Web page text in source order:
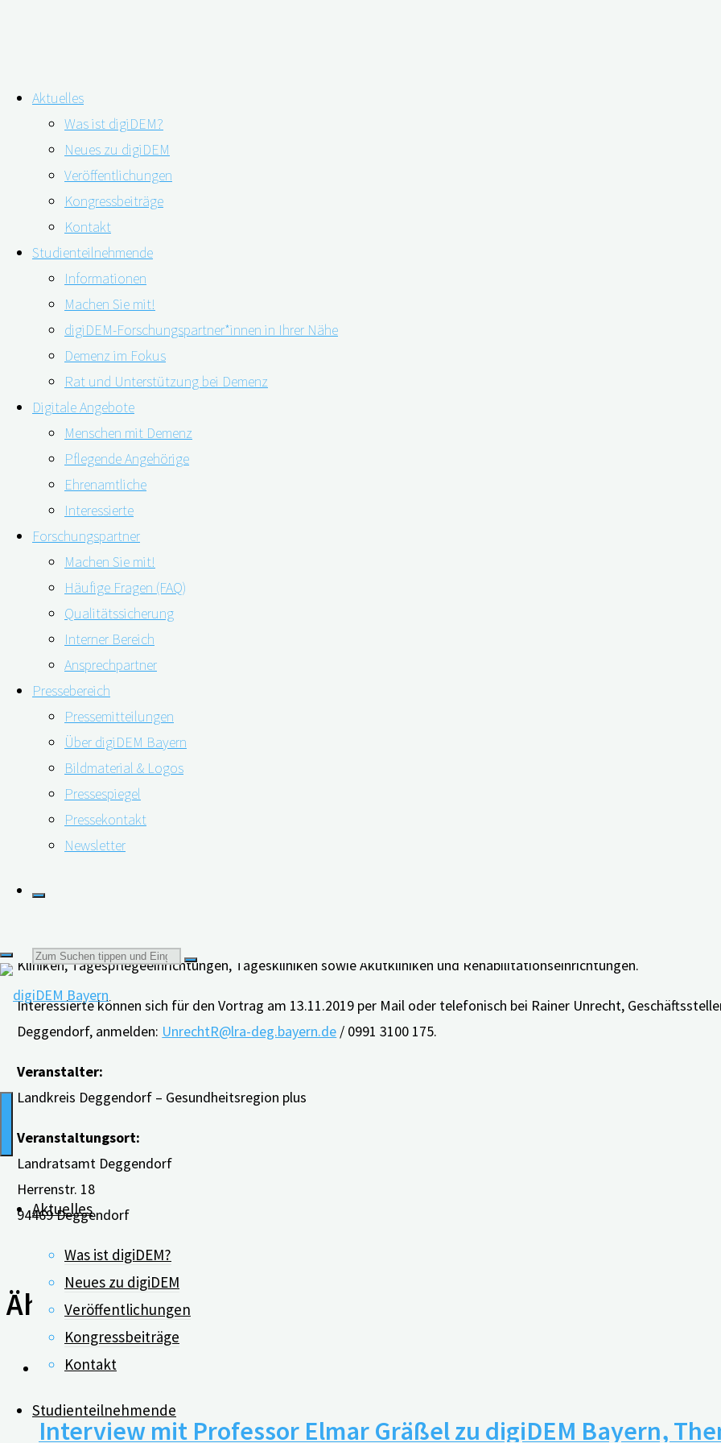
Inhalt
springen
Aktuelles
Was ist digiDEM?
Neues zu digiDEM
Veröffentlichungen
Kongressbeiträge
Kontakt
Studienteilnehmende
Informationen
Machen Sie mit!
digiDEM-Forschungspartner*innen in Ihrer Nähe
Demenz im Fokus
Rat und Unterstützung bei Demenz
Digitale Angebote
Menschen mit Demenz
Pflegende Angehörige
Ehrenamtliche
Interessierte
Forschungspartner
Machen Sie mit!
Häufige Fragen (FAQ)
Qualitätssicherung
Interner Bereich
Ansprechpartner
Pressebereich
Pressemitteilungen
Über digiDEM Bayern
Bildmaterial & Logos
Pressespiegel
Pressekontakt
Newsletter
Suchen
Aktuelles
Was ist digiDEM?
Neues zu digiDEM
Veröffentlichungen
Kongressbeiträge
Kontakt
Studienteilnehmende
Vortrag in Deggendorf: Mit digiDEM Bayern die
Versorgungssituation bei Demenz verbessern
06.11.201921.07.2020
13.11.2019
15.30 Uhr
Wie kann digiDEM Bayern die Versorgungssituation von Menschen mit Demenz und ihren Angehörigen verbessern?
Kooperationspartner wie z. B. Pflegedienste, Arztpraxen und Gedächtnisambulanzen ein.
Prof. Dr. med. Peter Kolominsky-Rabas, Leiter des Interdisziplinären Zentrums für Health Technology Assessment
und Inhalte des Projekts erläutern. digiDEM Bayern fußt auf zwei Säulen: Zum einen wird ein bayernweites
der Erkrankung besser zu verstehen und so die Versorgung besser planen zu können. Dazu werden flächendeckende
Menschen mit Demenz und zur Belastung pflegender Angehöriger in allen sieben Regierungsbezirken Bayerns
Kliniken, Tagespflegeeinrichtungen, Tageskliniken sowie Akutkliniken und Rehabilitationseinrichtungen.
Interessierte können sich für den Vortrag am 13.11.2019 per Mail oder telefonisch bei Rainer Unrecht,
Deggendorf, anmelden: UnrechtR@lra-deg.bayern.de / 0991 3100 175.
Veranstalter:
Landkreis Deggendorf – Gesundheitsregion plus
Veranstaltungsort:
Landratsamt Deggendorf
Herrenstr. 18
94469 Deggendorf
Ähnliche Beiträge
Interview mit Professor Elmar Gräßel zu digiDEM Bayern,